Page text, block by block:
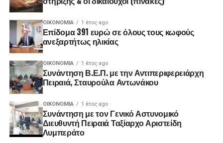
ΟΙΚΟΝΟΜΊΑ 1 έτος ago
Επίδομα 391 ευρώ σε όλους τους κωφούς
ανεξαρτήτως ηλικίας
ΟΙΚΟΝΟΜΊΑ 1 έτος ago
Συνάντηση Β.Ε.Π. με την Αντιπεριφερειάρχη
Πειραιά, Σταυρούλα Αντωνάκου
ΟΙΚΟΝΟΜΊΑ 1 έτος ago
Συνάντηση με τον Γενικό Αστυνομικό
Διευθυντή Πειραιά Ταξίαρχο Αριστείδη
Λυμπεράτο